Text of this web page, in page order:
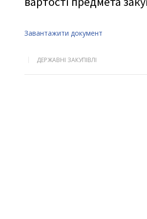
Завантажити документ
ДЕРЖАВНІ ЗАКУПІВЛІ